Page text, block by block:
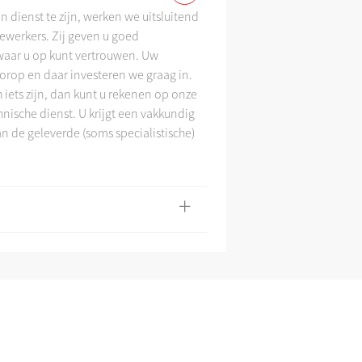
dienst te zijn, werken we uitsluitend
Zij geven u goed
u op kunt vertrouwen. Uw
en daar investeren we graag in.
zijn, dan kunt u rekenen op onze
dienst. U krijgt een vakkundig
de geleverde (soms specialistische)
+